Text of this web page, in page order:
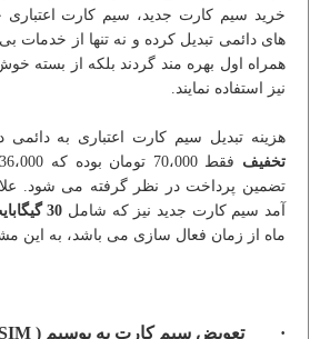
خرید سیم کارت جدید، سیم کارت
های دائمی تبدیل کرده و نه تنها از خدمات
همراه اول بهره مند گردند بلکه از بسته
نیز استفاده نمایند.
هزینه تبدیل سیم کارت اعتباری به
تخفیف
تضمین پرداخت در نظر گرفته می شود.
آمد سیم کارت جدید نیز که شامل
ماه از زمان فعال سازی می باشد، به این
· تعویض سیم کارت به یوسیم ( USIM )